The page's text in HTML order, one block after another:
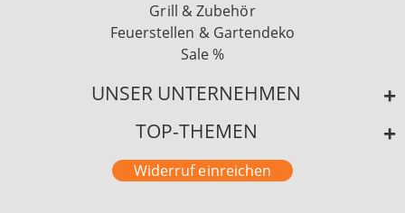
Grill & Zubehör
Feuerstellen & Gartendeko
Sale %
UNSER UNTERNEHMEN
TOP-THEMEN
Widerruf einreichen